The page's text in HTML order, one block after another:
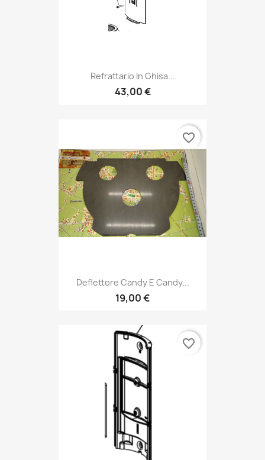
Refrattario In Ghisa...
43,00 €
Deflettore Candy E Candy...
19,00 €
favorite_border
favorite_border